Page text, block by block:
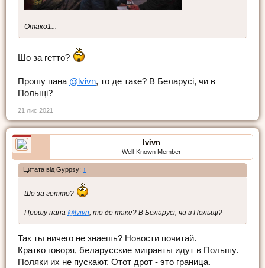
Отако1...
Шо за гетто?
Прошу пана @lvivn, то де таке? В Беларусі, чи в
Польщі?
21 лис 2021
lvivn
Well-Known Member
Цитата від Gyppsy: ↑
Шо за гетто?
Прошу пана @lvivn , то де таке? В Беларусі, чи в Польщі?
Так ты ничего не знаешь? Новости почитай.
Кратко говоря, беларусские мигранты идут в Польшу.
Поляки их не пускают. Отот дрот - это граница.